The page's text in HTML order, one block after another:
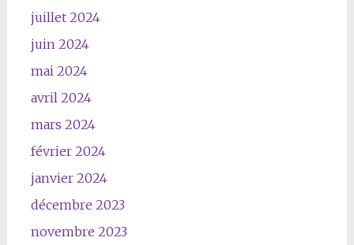
juillet 2024
juin 2024
mai 2024
avril 2024
mars 2024
février 2024
janvier 2024
décembre 2023
novembre 2023